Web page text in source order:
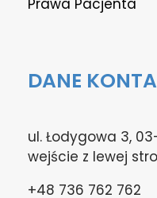
DANE
ul. Łodygowa 3,
wejście z lewej
+48 736 762 762